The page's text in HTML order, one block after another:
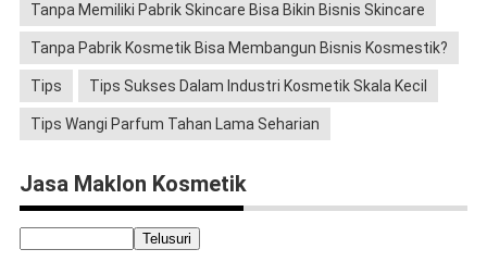
Tanpa Memiliki Pabrik Skincare Bisa Bikin Bisnis Skincare
Tanpa Pabrik Kosmetik Bisa Membangun Bisnis Kosmestik?
Tips Tips Sukses Dalam Industri Kosmetik Skala Kecil
Tips Wangi Parfum Tahan Lama Seharian
Jasa Maklon Kosmetik